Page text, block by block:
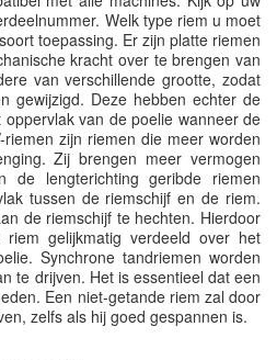
Welk type riem u moet
toepassing. Er zijn platte riemen
kracht over te brengen van
van verschillende grootte, zodat
gewijzigd. Deze hebben echter de
van de poelie wanneer de
zijn riemen die meer worden
Zij brengen meer vermogen
lengterichting geribde riemen
tussen de riemschijf en de riem.
de riemschijf te hechten. Hierdoor
gelijkmatig verdeeld over het
Synchrone tandriemen worden
te drijven. Het is essentieel dat een
Een niet-getande riem zal door
zelfs als hij goed gespannen is.